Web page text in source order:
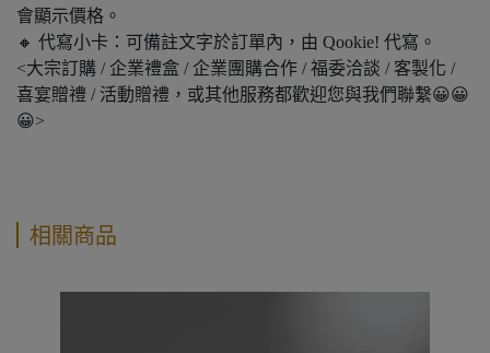
會顯示價格。
🔸 代寫小卡：可備註文字於訂單內，由 Qookie! 代寫。
<大宗訂購 / 企業禮盒 / 企業團購合作 / 福委洽談 / 客製化 /
喜宴贈禮 / 活動贈禮，或其他服務都歡迎您與我們聯繫😀😀
😀>
相關商品